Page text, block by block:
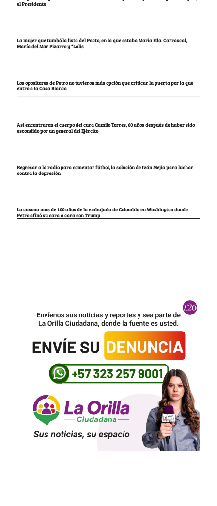
el Presidente
La mujer que tumbó la lista del Pacto, en la que estaba María Fda. Carrascal,
María del Mar Pizarro y “Lalis
Los opositores de Petro no tuvieron más opción que criticar la puerta por la que
entró a la Casa Blanca
Así encontraron el cuerpo del cura Camilo Torres, 60 años después de haber sido
escondido por un general del Ejército
Regresar a la radio para comentar fútbol, la solución de Iván Mejía para luchar
contra la depresión
La casona más de 100 años de la embajada de Colombia en Washington donde
Petro afinó su cara a cara con Trump